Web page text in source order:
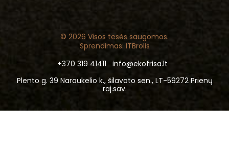
© 2026 Visos tesės saugomos.
Sprendimas: ITBrolis
+370 319 41411
info@ekofrisa.lt
Plento g. 39 Naraukelio k., šilavoto sen., LT-59272 Prienų
raj.sav.